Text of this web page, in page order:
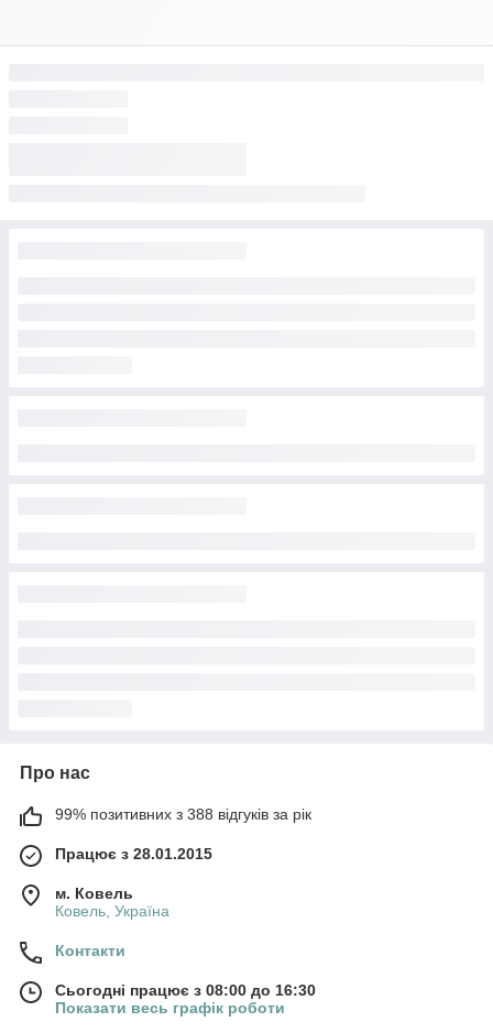
Про нас
99% позитивних з 388 відгуків за рік
Працює з 28.01.2015
м. Ковель
Ковель, Україна
Контакти
Сьогодні працює з 08:00 до 16:30
Показати весь графік роботи